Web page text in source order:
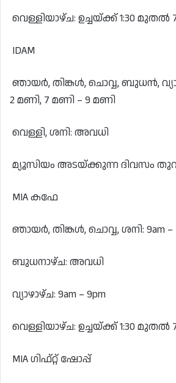
വെള്ളിയാഴ്ച: ഉച്ചയ്ക്ക് 1:30 മുതൽ
IDAM
ഞായർ, തിങ്കൾ, ചൊവ്വ, ബുധൻ,
2 മണി, 7 മണി – 9 മണി
വെള്ളി, ശനി: അവധി
മ്യൂസിയം അടയ്ക്കുന്ന ദിവസം
MIA കഫേ
ഞായർ, തിങ്കൾ, ചൊവ്വ, ശനി: 9am –
ബുധനാഴ്ച: അവധി
വ്യാഴാഴ്ച: 9am – 9pm
വെള്ളിയാഴ്ച: ഉച്ചയ്ക്ക് 1:30 മുതൽ
MIA ഗിഫ്റ്റ് ഷോപ്പ്